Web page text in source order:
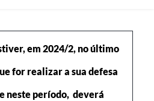
em 2024/2, no último
for realizar a sua defesa
neste período, deverá